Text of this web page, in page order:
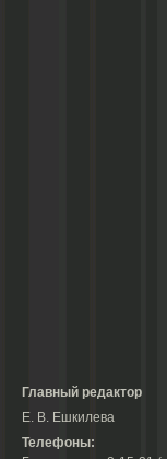
Главный редактор
Е. В. Ешкилева
Телефоны:
Гл. редактор: 2-15-31